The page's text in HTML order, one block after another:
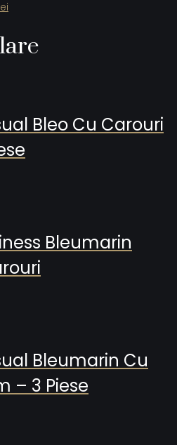
Bleo Cu Carouri
Bleumarin
Bleumarin Cu
– 3 Piese